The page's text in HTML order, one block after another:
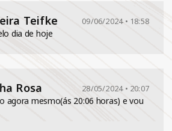
Teifke 09/06/2024 • 18:58
dia de hoje
Rosa 28/05/2024 • 20:07
agora mesmo(ás 20:06 horas) e vou